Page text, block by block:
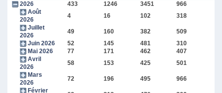
2026 433 1246 3451 966
Août
2026
4 16 102 318
Juillet
2026
49 160 382 509
Juin 2026
52 145 481 310
Mai 2026
77 171 462 407
Avril
2026
58 153 425 501
Mars
2026
72 196 495 966
Février